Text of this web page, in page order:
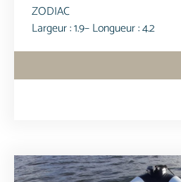
ZODIAC
Largeur : 1.9– Longueur : 4.2